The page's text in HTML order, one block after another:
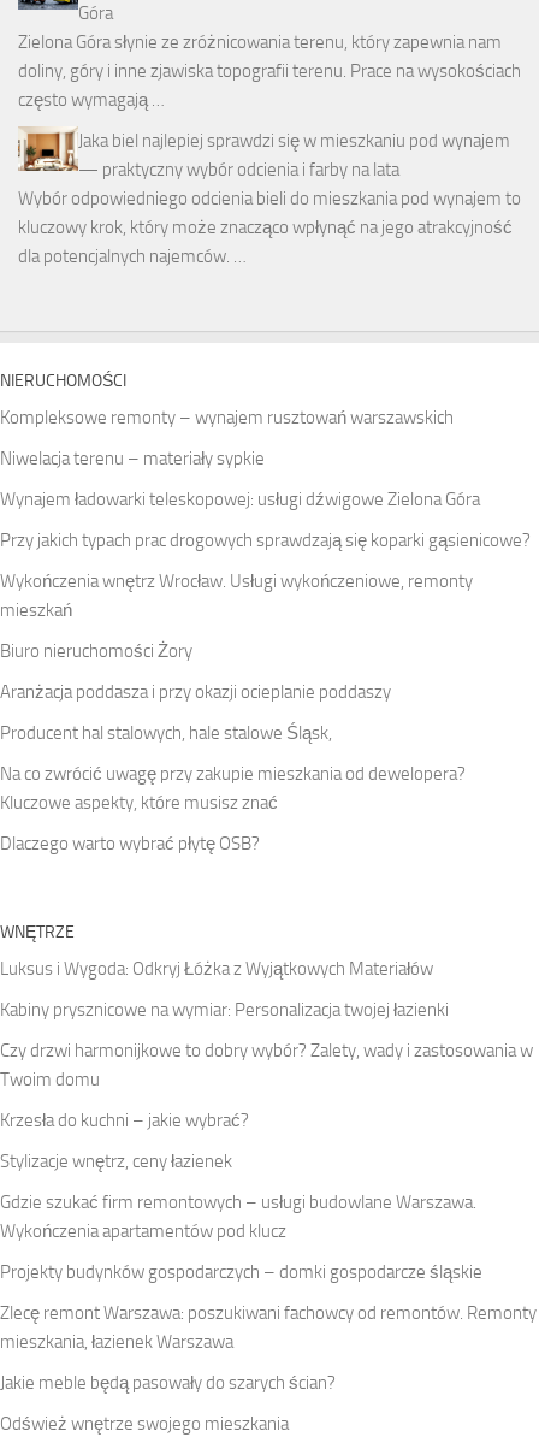
Góra
Zielona Góra słynie ze zróżnicowania terenu, który zapewnia nam
doliny, góry i inne zjawiska topografii terenu. Prace na wysokościach
często wymagają …
Jaka biel najlepiej sprawdzi się w mieszkaniu pod wynajem
— praktyczny wybór odcienia i farby na lata
Wybór odpowiedniego odcienia bieli do mieszkania pod wynajem to
kluczowy krok, który może znacząco wpłynąć na jego atrakcyjność
dla potencjalnych najemców. …
NIERUCHOMOŚCI
Kompleksowe remonty – wynajem rusztowań warszawskich
Niwelacja terenu – materiały sypkie
Wynajem ładowarki teleskopowej: usługi dźwigowe Zielona Góra
Przy jakich typach prac drogowych sprawdzają się koparki gąsienicowe?
Wykończenia wnętrz Wrocław. Usługi wykończeniowe, remonty
mieszkań
Biuro nieruchomości Żory
Aranżacja poddasza i przy okazji ocieplanie poddaszy
Producent hal stalowych, hale stalowe Śląsk,
Na co zwrócić uwagę przy zakupie mieszkania od dewelopera?
Kluczowe aspekty, które musisz znać
Dlaczego warto wybrać płytę OSB?
WNĘTRZE
Luksus i Wygoda: Odkryj Łóżka z Wyjątkowych Materiałów
Kabiny prysznicowe na wymiar: Personalizacja twojej łazienki
Czy drzwi harmonijkowe to dobry wybór? Zalety, wady i zastosowania w
Twoim domu
Krzesła do kuchni – jakie wybrać?
Stylizacje wnętrz, ceny łazienek
Gdzie szukać firm remontowych – usługi budowlane Warszawa.
Wykończenia apartamentów pod klucz
Projekty budynków gospodarczych – domki gospodarcze śląskie
Zlecę remont Warszawa: poszukiwani fachowcy od remontów. Remonty
mieszkania, łazienek Warszawa
Jakie meble będą pasowały do szarych ścian?
Odśwież wnętrze swojego mieszkania